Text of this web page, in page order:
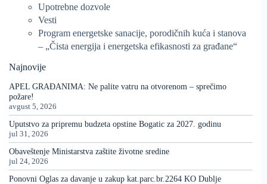
Upotrebne dozvole
Vesti
Program energetske sanacije, porodičnih kuća i stanova
– „Čista energija i energetska efikasnosti za građane“
Najnovije
APEL GRAĐANIMA: Ne palite vatru na otvorenom – sprečimo
požare!
avgust 5, 2026
Uputstvo za pripremu budzeta opstine Bogatic za 2027. godinu
jul 31, 2026
Obaveštenje Ministarstva zaštite životne sredine
jul 24, 2026
Ponovni Oglas za davanje u zakup kat.parc.br.2264 KO Dublje